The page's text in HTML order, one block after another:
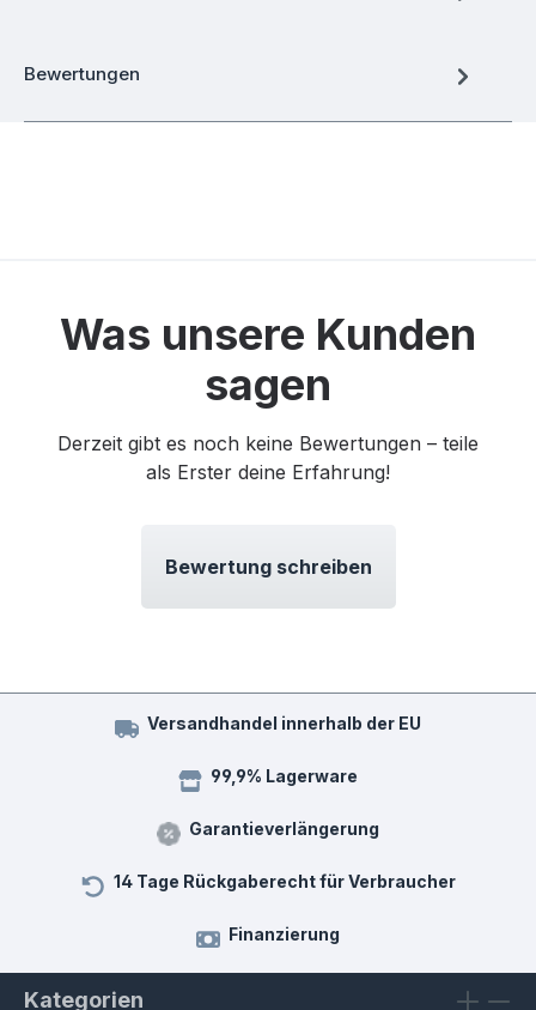
Bewertungen
Was unsere Kunden
sagen
Derzeit gibt es noch keine Bewertungen – teile
als Erster deine Erfahrung!
Bewertung schreiben
Versandhandel innerhalb der EU
99,9% Lagerware
Garantieverlängerung
14 Tage Rückgaberecht für Verbraucher
Finanzierung
Kategorien